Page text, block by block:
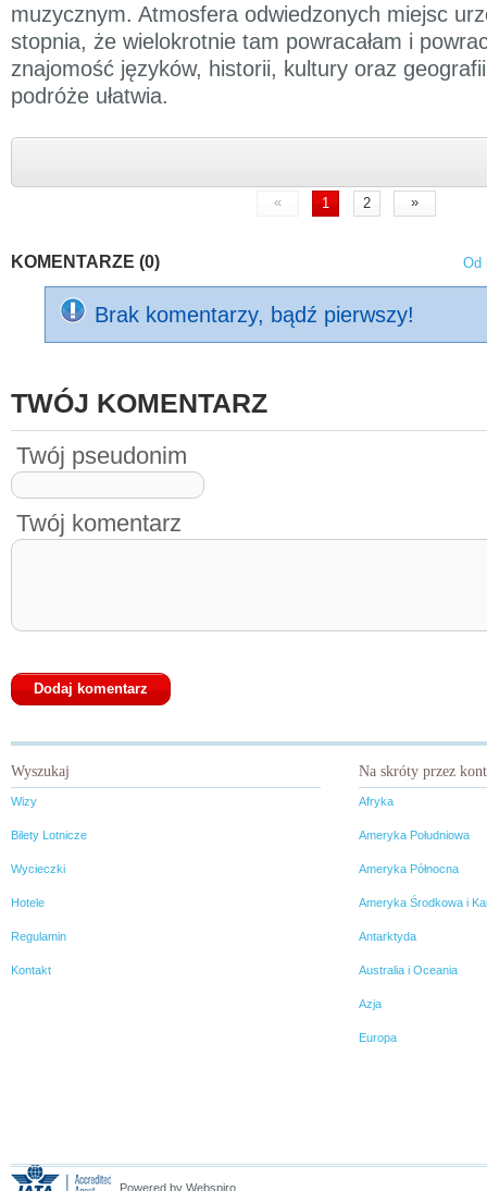
muzycznym. Atmosfera odwiedzonych miejsc
stopnia, że wielokrotnie tam powracałam i
znajomość języków, historii, kultury oraz
podróże ułatwia.
« 1 2 »
KOMENTARZE (0) Od
Brak komentarzy, bądź pierwszy!
TWÓJ KOMENTARZ
Twój pseudonim
Twój komentarz
Wyszukaj
Wizy
Bilety Lotnicze
Wycieczki
Hotele
Regulamin
Kontakt
Na skróty przez
Afryka
Ameryka Południowa
Ameryka Północna
Ameryka Środkowa i
Antarktyda
Australia i Oceania
Azja
Europa
Powered by Webspiro.